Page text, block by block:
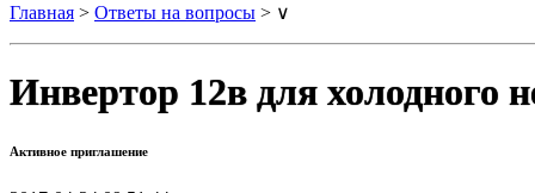
Главная > Ответы на вопросы > ∨
Инвертор 12в для холодного
Активное приглашение